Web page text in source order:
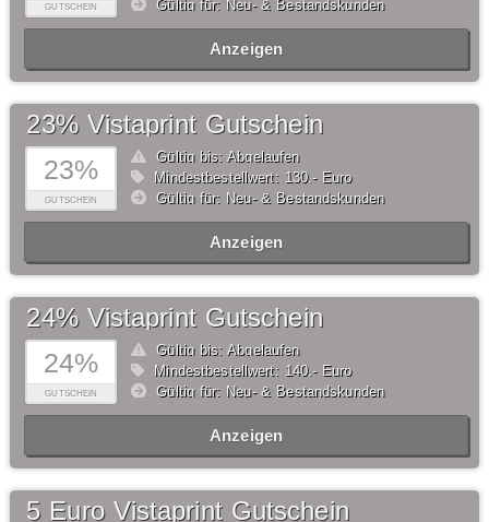
GUTSCHEIN
Gültig für: Neu- & Bestandskunden
Anzeigen
23%
GUTSCHEIN
23% Vistaprint Gutschein
Gültig bis: Abgelaufen
Mindestbestellwert: 130,- Euro
Gültig für: Neu- & Bestandskunden
Anzeigen
24%
GUTSCHEIN
24% Vistaprint Gutschein
Gültig bis: Abgelaufen
Mindestbestellwert: 140,- Euro
Gültig für: Neu- & Bestandskunden
Anzeigen
5 Euro Vistaprint Gutschein